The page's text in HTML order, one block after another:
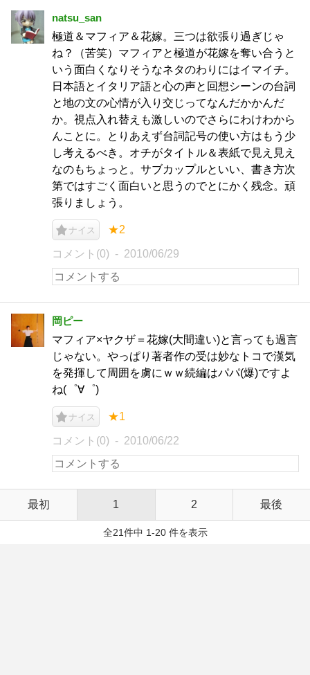
natsu_san
極道＆マフィア＆花嫁。三つは欲張り過ぎじゃ
ね？（苦笑）マフィアと極道が花嫁を奪い合うと
いう面白くなりそうなネタのわりにはイマイチ。
日本語とイタリア語と心の声と回想シーンの台詞
と地の文の心情が入り交じってなんだかかんだ
か。視点入れ替えも激しいのでさらにわけわから
んことに。とりあえず台詞記号の使い方はもう少
し考えるべき。オチがタイトル＆表紙で見え見え
なのもちょっと。サブカップルといい、書き方次
第ではすごく面白いと思うのでとにかく残念。頑
張りましょう。
ナイス ★2
コメント(0) 2010/06/29
岡ピー
マフィア×ヤクザ＝花嫁(大間違い)と言っても過言
じゃない。やっぱり著者作の受は妙なトコで漢気
を発揮して周囲を虜にｗｗ続編はパパ(爆)ですよ
ね(゜∀゜)
ナイス ★1
コメント(0) 2010/06/22
最初 1 2 最後
全21件中 1-20 件を表示